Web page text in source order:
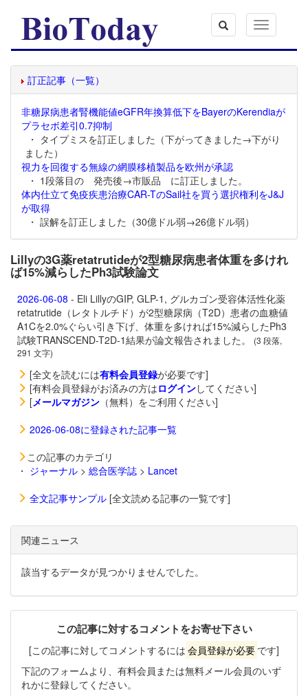
Toggle
navigation
訂正記事（一覧）
非糖尿病患者腎機能値eGFR年換算低下をBayerのKerendiaが
プラセボ差引0.7抑制
・ タイプミスを訂正しました（下がってきました→下がり
ました）
視力を回復する無線の網膜移植製品を欧州が承認
・ 1段落目の 発売後→市販品 に訂正しました。
体内仕立て免疫疾患治療CAR-TのSail社を買う選択権利をJ&J
が取得
・ 誤解を訂正しました（30億ドル弱→26億ドル弱）
Lillyの3G薬retatrutideが2型糖尿病患者体重を多けれ
ば15%減らしたPh3試験論文
2026-06-08 - Eli LillyのGIP, GLP-1, グルカゴン受容体活性化薬
retatrutide（レタトルチド）が2型糖尿病（T2D）患者の血糖値
A1Cを2.0%ぐらい引き下げ、体重を多ければ15%減らしたPh3
試験TRANSCEND-T2D-1結果が論文報告されました。
(3 段落,
291 文字)
[全文を読むには有料会員登録が必要です]
[有料会員登録がお済みの方はログインしてください]
[メールマガジン （無料）をご利用ください]
2026-06-08に登録された記事一覧
この記事のカテゴリ
・ ジャーナル > 総合医学誌 > Lancet
全文記事サンプル [全文読める記事の一覧です]
関連ニュース
該当するデータが見つかりませんでした。
この記事に対するコメントをお寄せ下さい
[この記事に対してコメントするには 会員登録が必要 です]
下記のフォームより、有料会員または無料メール会員のいず
れかに登録してください。